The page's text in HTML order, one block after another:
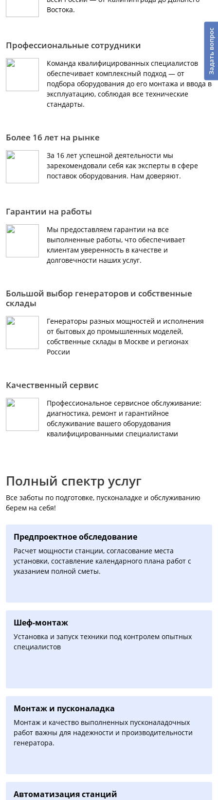
Востока.
Профессиональные сотрудники
Команда квалифицированных специалистов
обеспечивает комплексный подход — от
подбора оборудования до его монтажа и ввода в
эксплуатацию, соблюдая все технические
стандарты.
Более 16 лет на рынке
За 16 лет успешной деятельности мы
зарекомендовали себя как эксперты в сфере
поставок оборудования. Нам доверяют.
Гарантии на работы
Мы предоставляем гарантии на все
выполненные работы, что обеспечивает
клиентам уверенность в качестве и
долговечности наших услуг.
Большой выбор генераторов и собственные
склады
Генераторы разных мощностей и исполнения
от бытовых до промышленных моделей,
собственные склады в Москве и регионах
России
Качественный сервис
Профессиональное сервисное обслуживание:
диагностика, ремонт и гарантийное
обслуживание вашего оборудования
квалифицированными специалистами
Полный спектр услуг
Все заботы по подготовке, пусконаладке и обслуживанию
берем на себя!
Предпроектное обследование
Расчет мощности станции, согласование места
установки, составление календарного плана работ с
указанием полной сметы.
Шеф-монтаж
Установка и запуск техники под контролем опытных
специалистов
Монтаж и пусконаладка
Монтаж и качество выполненных пусконаладочных
работ важны для надежности и производительности
генератора.
Автоматизация cтанций
Задать вопрос